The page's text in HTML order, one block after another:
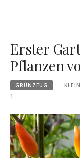
Erster
Pflanzen
GRÜNZEUG
1